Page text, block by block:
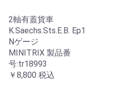
2軸有蓋貨車
K.Saechs.Sts.E.B. Ep1
Nゲージ
MINITRIX 製品番
号:tr18993
￥8,800 税込